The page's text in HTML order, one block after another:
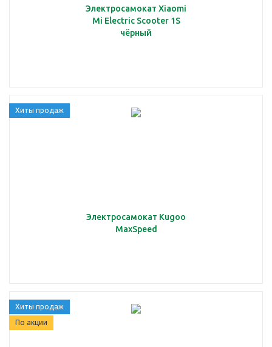
Электросамокат Xiaomi
Mi Electric Scooter 1S
чёрный
Хиты продаж
Электросамокат Kugoo
MaxSpeed
Хиты продаж
По акции